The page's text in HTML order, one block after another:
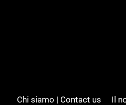
Chi siamo | Contact us
Il